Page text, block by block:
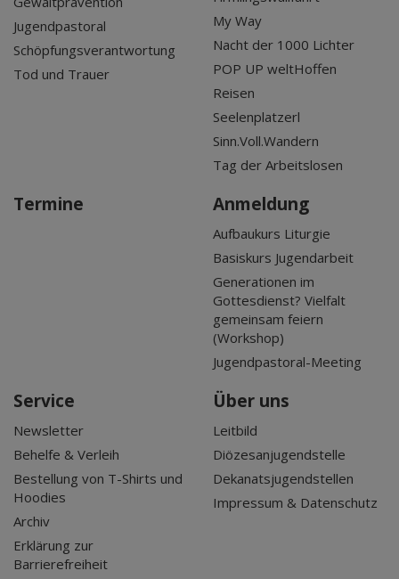
Jugendpastoral
Schöpfungsverantwortung
Tod und Trauer
My Way
Nacht der 1000 Lichter
POP UP weltHoffen
Reisen
Seelenplatzerl
Sinn.Voll.Wandern
Tag der Arbeitslosen
Termine Anmeldung
Aufbaukurs Liturgie
Basiskurs Jugendarbeit
Generationen im
Gottesdienst? Vielfalt
gemeinsam feiern
(Workshop)
Jugendpastoral-Meeting
Service
Newsletter
Behelfe & Verleih
Bestellung von T-Shirts und
Hoodies
Archiv
Erklärung zur
Barrierefreiheit
Über uns
Leitbild
Diözesanjugendstelle
Dekanatsjugendstellen
Impressum & Datenschutz